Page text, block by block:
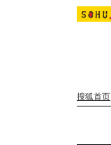
搜狐首页